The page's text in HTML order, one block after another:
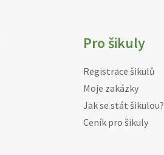
Pro šikuly
Registrace šikulů
Moje zakázky
Jak se stát šikulou?
Ceník pro šikuly